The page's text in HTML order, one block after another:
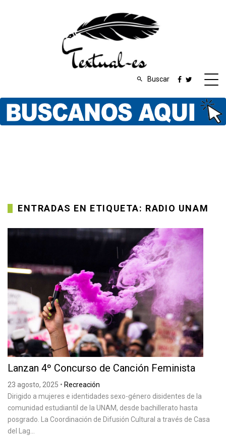
Buscar
ENTRADAS EN ETIQUETA: RADIO UNAM
Lanzan 4º Concurso de Canción Feminista
23 agosto, 2025 • Recreación
Dirigido a mujeres e identidades sexo-género disidentes de la
comunidad estudiantil de la UNAM, desde bachillerato hasta
posgrado. La Coordinación de Difusión Cultural a través de Casa
del Lag...